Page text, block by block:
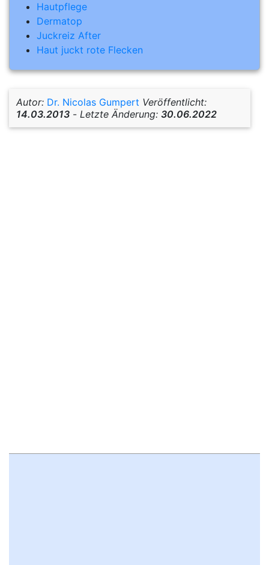
Hautpflege
Dermatop
Juckreiz After
Haut juckt rote Flecken
Autor: Dr. Nicolas Gumpert Veröffentlicht:
14.03.2013 - Letzte Änderung: 30.06.2022